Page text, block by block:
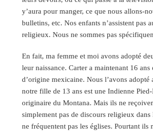
y’aura pour manger, ce que nous allons-
bulletins, etc. Nos enfants n’assistent pas
religieux. Nous ne sommes pas
En fait, ma femme et moi avons adopté
leur naissance. Carter a maintenant 16 ans
d’origine mexicaine. Nous l’avons adopté
notre fille de 13 ans est une Indienne
originaire du Montana. Mais ils ne
simplement pas de discours religieux
ne fréquentent pas les églises. Pourtant ils